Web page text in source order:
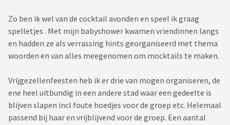
Zo ben ik wel van de cocktail avonden en speel ik graag
spelletjes . Met mijn babyshower kwamen vriendinnen langs
en hadden ze als verrassing hints georganiseerd met thema
woorden en van alles meegenomen om mocktails te maken.
Vrijgezellenfeesten heb ik er drie van mogen organiseren, de
ene heel uitbundig in een andere stad waar een gedeelte is
blijven slapen incl foute hoedjes voor de groep etc. Helemaal
passend bij haar en vrijblijvend voor de groep. Een aantal